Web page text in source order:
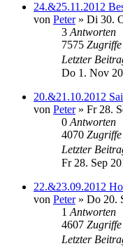
24.&25.11.2012
von Peter» Di 30.
3 Antworten
7575 Zugriffe
Letzter
Do 1. Nov
20.&21.10.2012
von Peter» Fr 28.
0 Antworten
4070 Zugriffe
Letzter
Fr 28. Sep
22.&23.09.2012
von Peter» Do 20.
1 Antworten
4607 Zugriffe
Letzter